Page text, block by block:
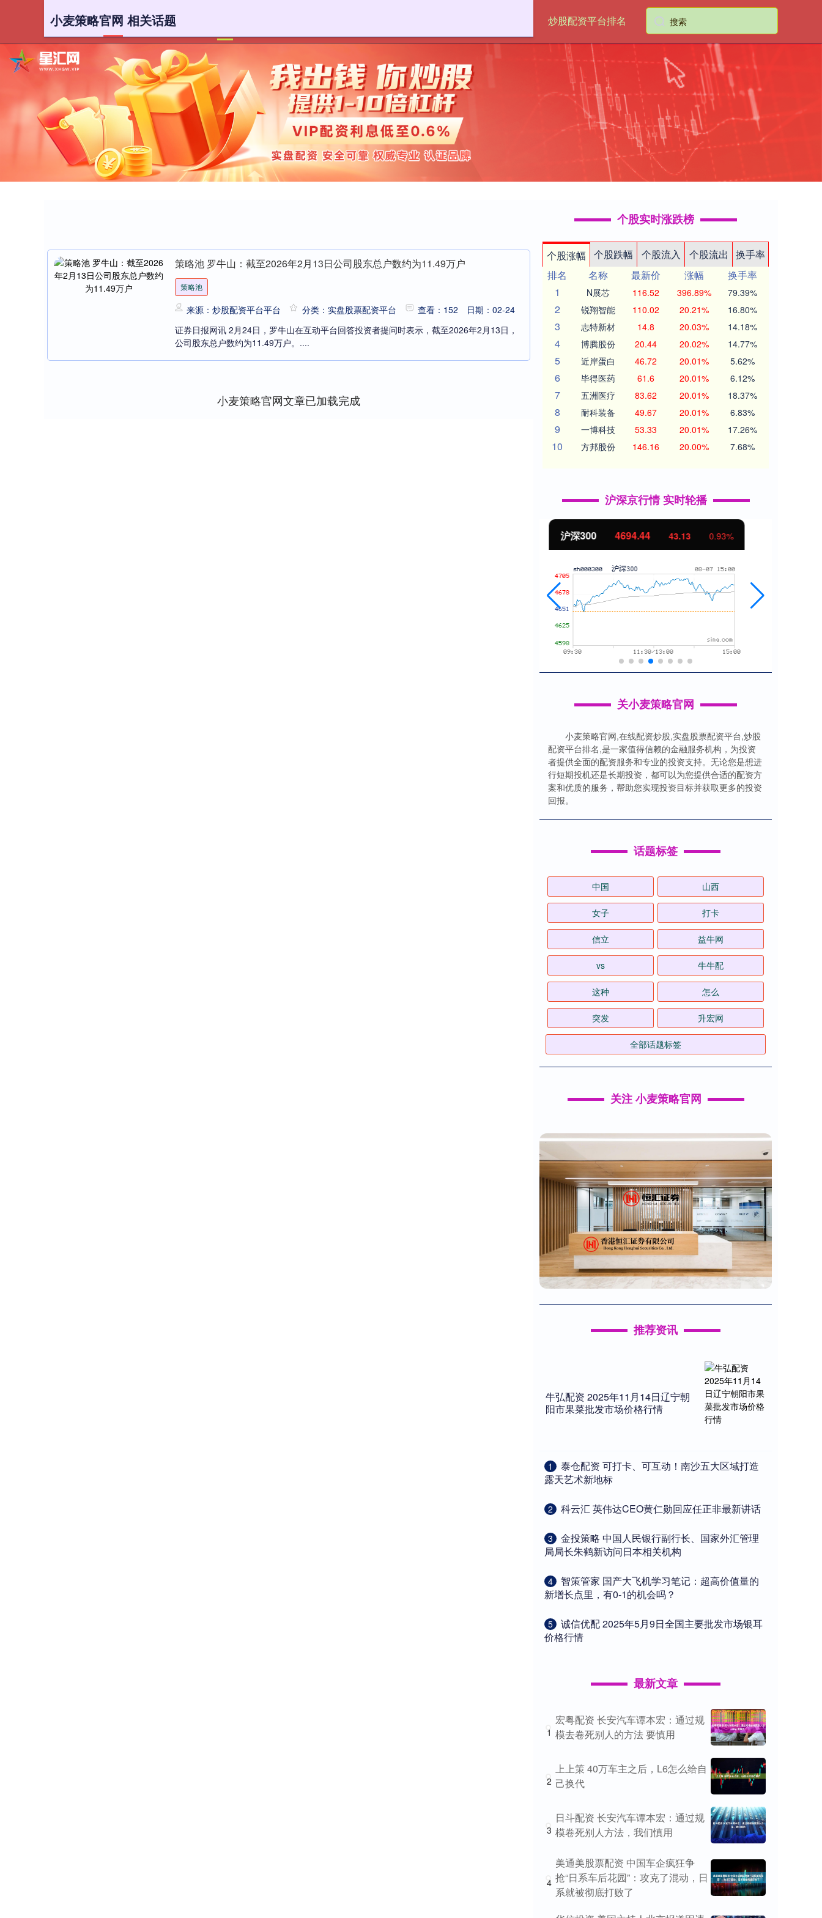
炒股配资平台排名
小麦策略官网 相关话题
策略池 罗牛山：截至2026年2月13日公司股东总户数约为11.49万户
策略池
来源：炒股配资平台平台 分类：实盘股票配资平台 查看：152
日期：02-24
证券日报网讯 2月24日，罗牛山在互动平台回答投资者提问时表示，截至2026年2月13日，
公司股东总户数约为11.49万户。....
小麦策略官网文章已加载完成
个股实时涨跌榜
个股涨幅 个股跌幅 个股流入 个股流出
换手率
排名
名称 最新价 涨幅
换手率
1
N展芯 116.52 396.89% 79.39%
2 锐翔智能 110.02 20.21% 16.80%
3 志特新材 14.8 20.03% 14.18%
4 博腾股份 20.44 20.02% 14.77%
5 近岸蛋白 46.72 20.01% 5.62%
6 毕得医药 61.6 20.01% 6.12%
7 五洲医疗 83.62 20.01% 18.37%
8 耐科装备 49.67 20.01% 6.83%
9 一博科技 53.33 20.01% 17.26%
10 方邦股份 146.16 20.00% 7.68%
沪深京行情 实时轮播
北证50 1134.24 11.37 1.01%
关小麦策略官网
小麦策略官网,在线配资炒股,实盘股票配资平台,炒股
配资平台排名,是一家值得信赖的金融服务机构，为投资
者提供全面的配资服务和专业的投资支持。无论您是想进
行短期投机还是长期投资，都可以为您提供合适的配资方
案和优质的服务，帮助您实现投资目标并获取更多的投资
回报。
话题标签
中国 山西
女子 打卡
信立 益牛网
vs 牛牛配
这种 怎么
突发 升宏网
全部话题标签
关注 小麦策略官网
推荐资讯
牛弘配资 2025年11月14日辽宁朝
阳市果菜批发市场价格行情
1
​泰仓配资 可打卡、可互动！南沙五大区域打造
露天艺术新地标
2 ​科云汇 英伟达CEO黄仁勋回应任正非最新讲话
3
​金投策略 中国人民银行副行长、国家外汇管理
局局长朱鹤新访问日本相关机构
4
​智策管家 国产大飞机学习笔记：超高价值量的
新增长点里，有0-1的机会吗？
5
​诚信优配 2025年5月9日全国主要批发市场银耳
价格行情
最新文章
1
宏粤配资 长安汽车谭本宏：通过规
模去卷死别人的方法 要慎用
2
上上策 40万车主之后，L6怎么给自
己换代
3
日斗配资 长安汽车谭本宏：通过规
模卷死别人方法，我们慎用
4
美通美股票配资 中国车企疯狂争
抢“日系车后花园”：攻克了混动，日
系就被彻底打败了